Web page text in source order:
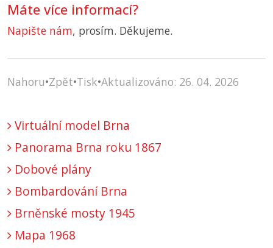
Máte více informací?
Napište nám, prosím. Děkujeme.
Nahoru•Zpět•Tisk•Aktualizováno: 26. 04. 2026
Virtuální model Brna
Panorama Brna roku 1867
Dobové plány
Bombardování Brna
Brněnské mosty 1945
Mapa 1968